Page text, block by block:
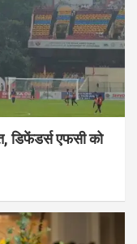
डिफेंडर्स एफसी को